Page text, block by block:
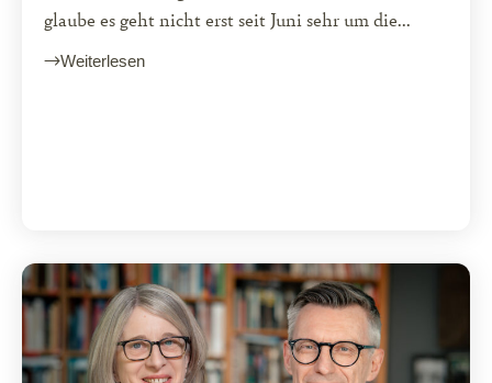
glaube es geht nicht erst seit Juni sehr um die...
Weiterlesen